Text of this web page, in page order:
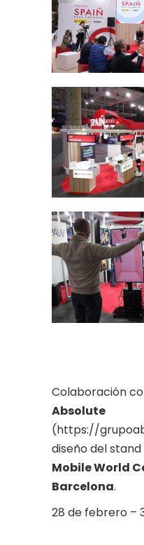
Colaboración
Absolute
(https://
diseño del
Mobile World
Barcelona.
28 de febrero –